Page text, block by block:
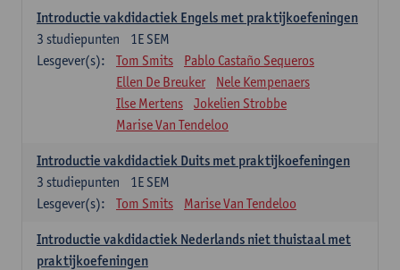
Introductie vakdidactiek Engels met praktijkoefeningen
1E SEM
3 studiepunten
Lesgever(s):
Tom Smits
Pablo Castaño Sequeros
Ellen De Breuker
Nele Kempenaers
Ilse Mertens
Jokelien Strobbe
Marise Van Tendeloo
Introductie vakdidactiek Duits met praktijkoefeningen
1E SEM
3 studiepunten
Lesgever(s):
Tom Smits Marise Van Tendeloo
Introductie vakdidactiek Nederlands niet thuistaal met
praktijkoefeningen